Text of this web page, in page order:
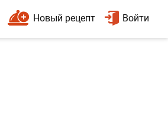
Войти
Новый рецепт